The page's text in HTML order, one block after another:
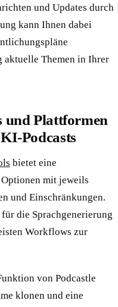
und Updates durch
kann Ihnen dabei
Themen in Ihrer
und Plattformen
Podcasts
bietet eine
mit jeweils
und Einschränkungen.
die Sprachgenerierung
Workflows zur
von Podcastle
klonen und eine